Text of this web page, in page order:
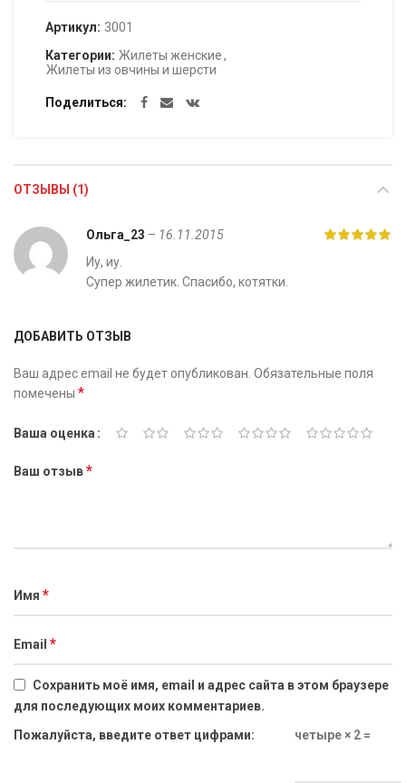
Артикул: 3001
Категории: Жилеты женские,
Жилеты из овчины и шерсти
Поделиться
ОТЗЫВЫ (1)
Ольга_23 – 16.11.2015
Иу, иу.
Супер жилетик. Спасибо, котятки.
ДОБАВИТЬ ОТЗЫВ
Ваш адрес email не будет опубликован. Обязательные поля
помечены *
Ваша оценка
Ваш отзыв*
Имя *
Email *
Сохранить моё имя, email и адрес сайта в этом браузере
для последующих моих комментариев.
Пожалуйста, введите ответ цифрами:
четыре × 2 =